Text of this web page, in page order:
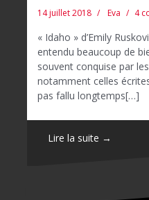
14 juillet 2018 Eva 4
« Idaho » d’Emily
entendu beaucoup de
souvent conquise par
notamment celles
pas fallu longtemps[…]
Lire la suite →